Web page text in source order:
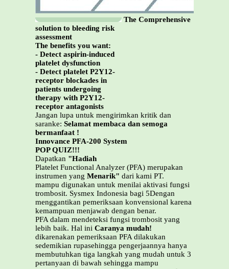
The Comprehensive
solution to bleeding risk
assessment
The benefits you want:
- Detect aspirin-induced
platelet dysfunction
- Detect platelet P2Y12-
receptor blockades in
patients undergoing
therapy with P2Y12-
receptor antagonists
Jangan lupa untuk mengirimkan kritik dan
saranke: Selamat membaca dan semoga
bermanfaat !
Innovance PFA-200 System
POP QUIZ!!!
Dapatkan "Hadiah
Platelet Functional Analyzer (PFA) merupakan
instrumen yang Menarik" dari kami PT.
mampu digunakan untuk menilai aktivasi fungsi
trombosit. Sysmex Indonesia bagi 5Dengan
menggantikan pemeriksaan konvensional karena
kemampuan menjawab dengan benar.
PFA dalam mendeteksi fungsi trombosit yang
lebih baik. Hal ini Caranya mudah!
dikarenakan pemeriksaan PFA dilakukan
sedemikian rupasehingga pengerjaannya hanya
membutuhkan tiga langkah yang mudah untuk 3
pertanyaan di bawah sehingga mampu